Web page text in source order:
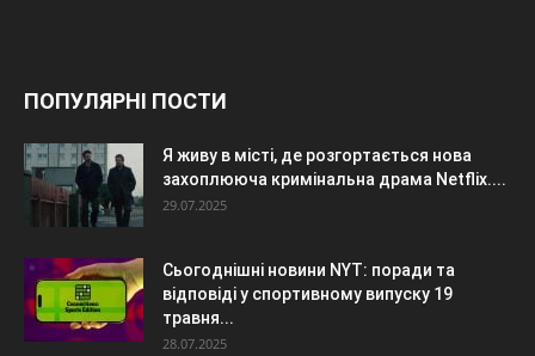
ПОПУЛЯРНІ ПОСТИ
Я живу в місті, де розгортається нова
захоплююча кримінальна драма Netflix....
29.07.2025
Сьогоднішні новини NYT: поради та
відповіді у спортивному випуску 19
травня...
28.07.2025